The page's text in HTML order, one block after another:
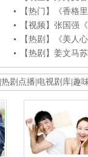
【热门】《香格
【视频】张国强
【热剧】《美人
【热剧】姜文马
热剧点播 电视剧库 趣